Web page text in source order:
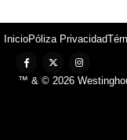
InicioPóliza Privacidad
™ & © 2026